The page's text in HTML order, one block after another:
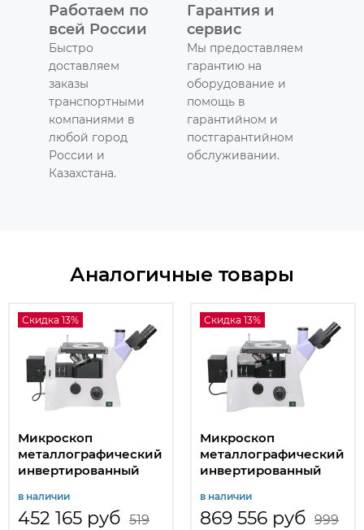
Работаем по
всей России
Быстро
доставляем
заказы
транспортными
компаниями в
любой город
России и
Казахстана.
Гарантия и
сервис
Мы предоставляем
гарантию на
оборудование и
помощь в
гарантийном и
постгарантийном
обслуживании.
Аналогичные товары
Скидка 13%
Микроскоп
металлографический
инвертированный
в наличии
452 165 руб 519
Скидка 13%
Микроскоп
металлографический
инвертированный
в наличии
869 556 руб 999